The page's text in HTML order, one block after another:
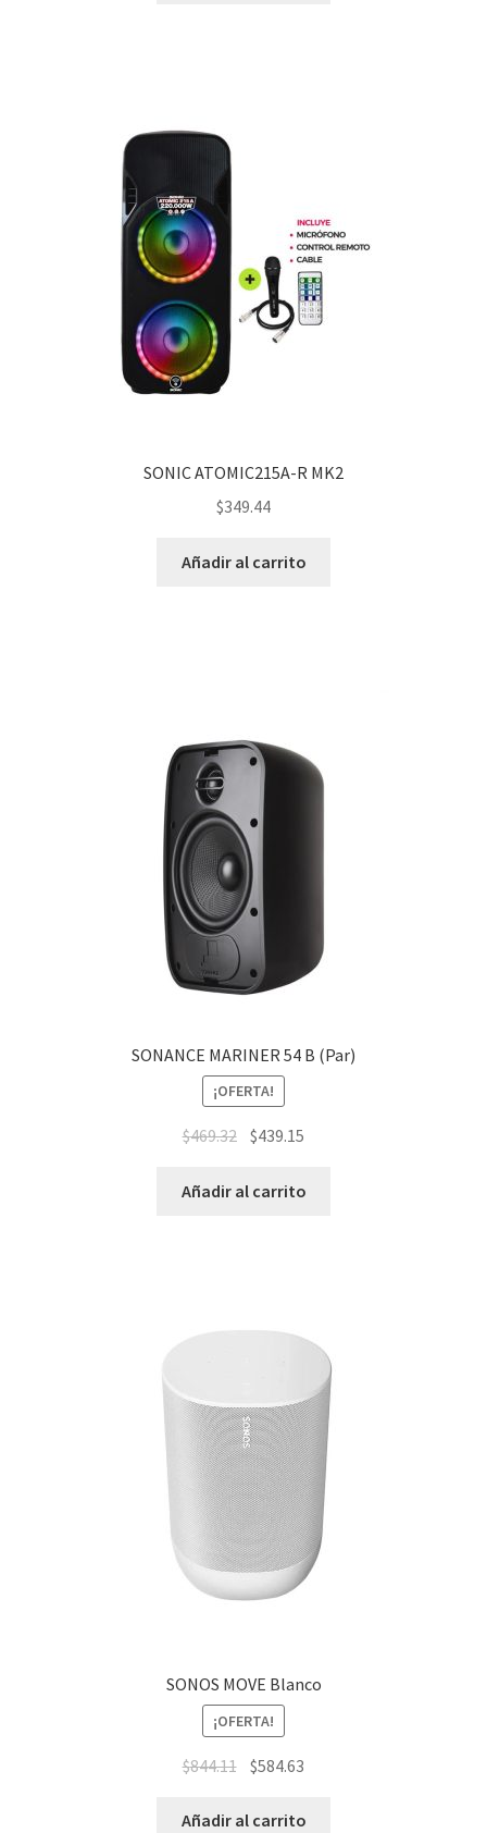
SONIC ATOMIC215A-R MK2
$349.44
Añadir al carrito
SONANCE MARINER 54 B (Par)
¡OFERTA!
$469.32 $439.15
Añadir al carrito
SONOS MOVE Blanco
¡OFERTA!
$844.11 $584.63
Añadir al carrito